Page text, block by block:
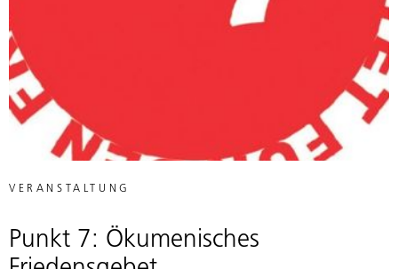
VERANSTALTUNG
Punkt 7: Ökumenisches